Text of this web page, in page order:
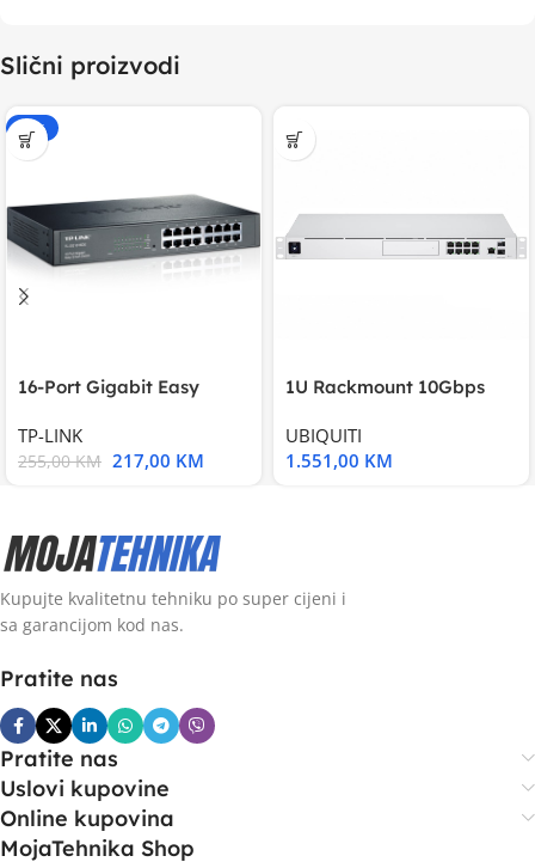
Slični proizvodi
-15%
16-Port Gigabit Easy
TP-LINK
255,00KM 217,00 KM
1U Rackmount 10Gbps
UBIQUITI
1.551,00 KM
Kupujte kvalitetnu tehniku po super cijeni i
sa garancijom kod nas.
Pratite nas
Pratite nas
Uslovi kupovine
Online kupovina
MojaTehnika Shop